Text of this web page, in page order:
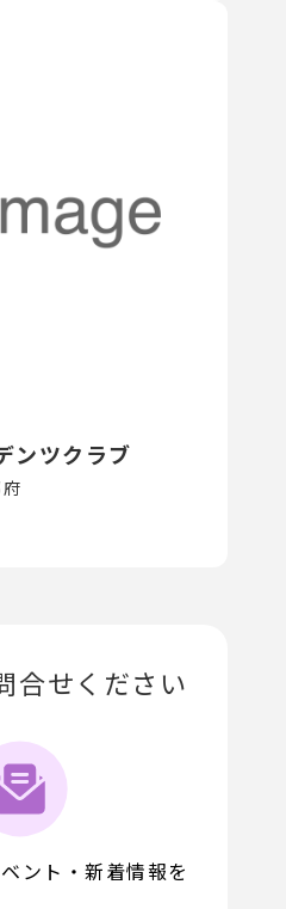
ンツクラブ
合せください
ント・新着情報を